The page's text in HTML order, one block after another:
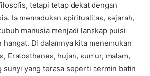
tetapi tetap dekat dengan
Ia memadukan spiritualitas, sejarah,
manusia menjadi lanskap puisi
hangat. Di dalamnya kita menemukan
Eratosthenes, hujan, sumur, malam,
yang terasa seperti cermin batin